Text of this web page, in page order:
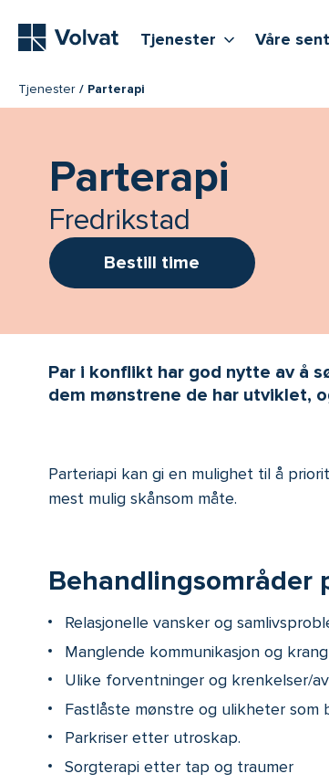
Tjenester Vis flere
Våre
Tjenester Parterapi
Parterapi
Fredrikstad
Bestill time
Par i konflikt har god nytte av å
dem mønstrene de har utviklet,
Parteriapi kan gi en mulighet til å
mest mulig skånsom måte.
Behandlingsområder
Relasjonelle vansker og
Manglende kommunikasjon og
Ulike forventninger og krenkelser/
Fastlåste mønstre og ulikheter som
Parkriser etter utroskap.
Sorgterapi etter tap og traumer